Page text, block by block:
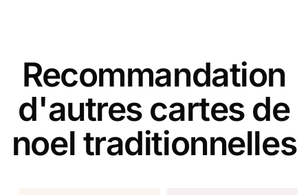
Recommandation
d'autres cartes de
noel traditionnelles